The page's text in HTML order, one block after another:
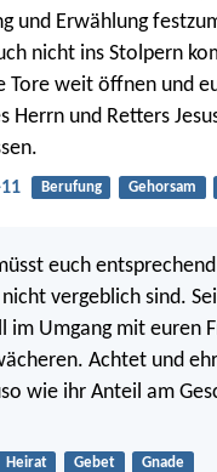
und Erwählung
nicht ins Stolpern
Tore weit öffnen und
Herrn und Retters
Berufung Gehorsam
euch
vergeblich sind.
im Umgang mit euren
Achtet und
wie ihr Anteil am
Heirat Gebet Gnade